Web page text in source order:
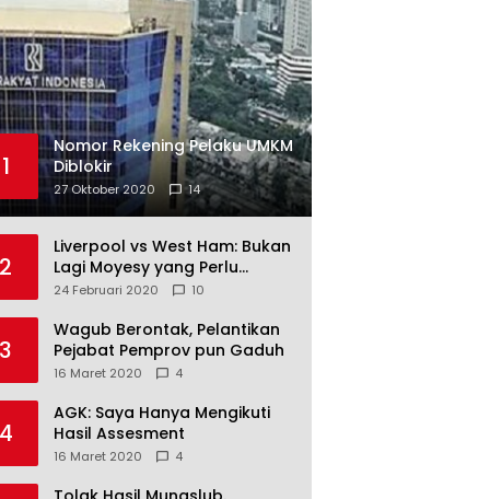
1
Nomor Rekening Pelaku UMKM
Diblokir
27 Oktober 2020 14
2
Liverpool vs West Ham: Bukan
Lagi Moyesy yang Perlu
Ditakuti
24 Februari 2020 10
3
Wagub Berontak, Pelantikan
Pejabat Pemprov pun Gaduh
16 Maret 2020 4
4
AGK: Saya Hanya Mengikuti
Hasil Assesment
16 Maret 2020 4